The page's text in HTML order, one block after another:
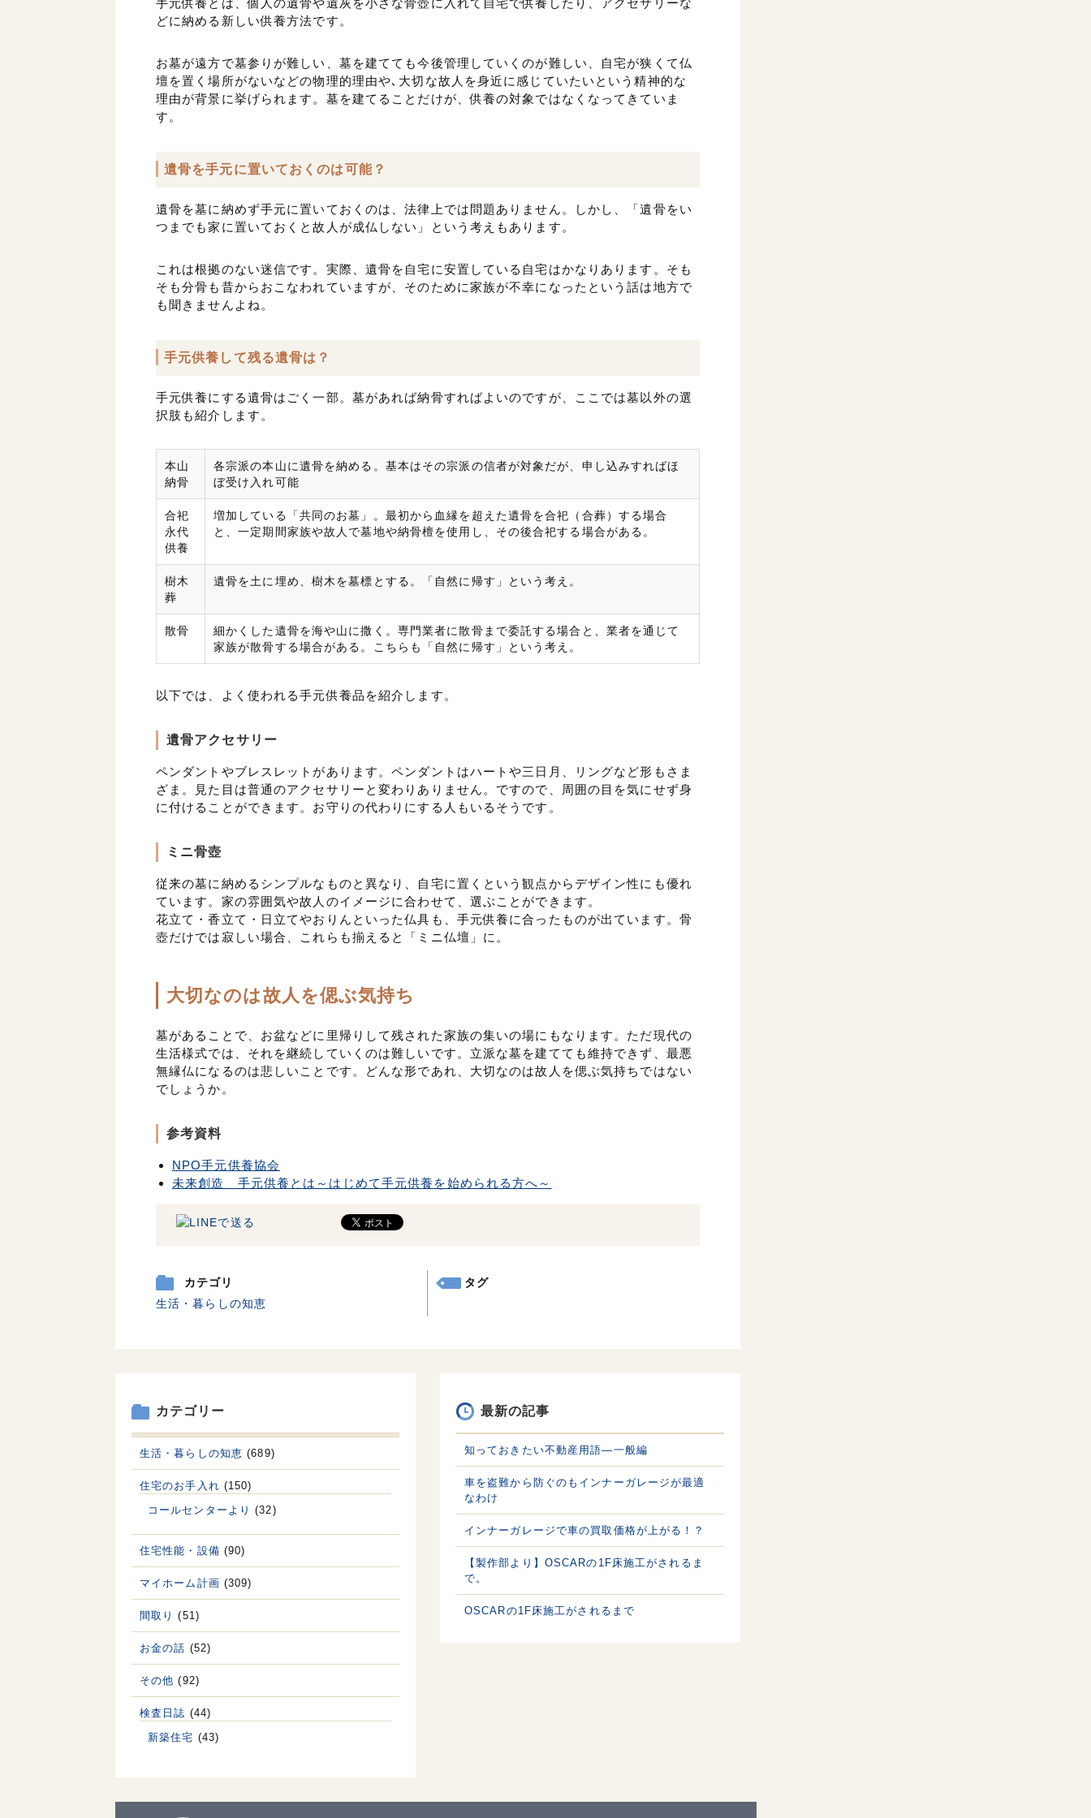
手元供養とは、個人の遺骨や遺灰を小さな骨壺に入れて自宅で供養したり、アクセサリーな
どに納める新しい供養方法です。
お墓が遠方で墓参りが難しい、墓を建てても今後管理していくのが難しい、自宅が狭くて仏
壇を置く場所がないなどの物理的理由や､大切な故人を身近に感じていたいという精神的な
理由が背景に挙げられます。墓を建てることだけが、供養の対象ではなくなってきていま
す。
遺骨を手元に置いておくのは可能？
遺骨を墓に納めず手元に置いておくのは、法律上では問題ありません。しかし、「遺骨をい
つまでも家に置いておくと故人が成仏しない」という考えもあります。
これは根拠のない迷信です。実際、遺骨を自宅に安置している自宅はかなりあります。そも
そも分骨も昔からおこなわれていますが、そのために家族が不幸になったという話は地方で
も聞きませんよね。
手元供養して残る遺骨は？
手元供養にする遺骨はごく一部。墓があれば納骨すればよいのですが、ここでは墓以外の選
択肢も紹介します。
本山
納骨
各宗派の本山に遺骨を納める。基本はその宗派の信者が対象だが、申し込みすればほ
ぼ受け入れ可能
合祀
永代
供養
増加している「共同のお墓」。最初から血縁を超えた遺骨を合祀（合葬）する場合
と、一定期間家族や故人で墓地や納骨檀を使用し、その後合祀する場合がある。
樹木
葬
遺骨を土に埋め、樹木を墓標とする。「自然に帰す」という考え。
散骨
細かくした遺骨を海や山に撒く。専門業者に散骨まで委託する場合と、業者を通じて
家族が散骨する場合がある。こちらも「自然に帰す」という考え。
以下では、よく使われる手元供養品を紹介します。
遺骨アクセサリー
ペンダントやブレスレットがあります。ペンダントはハートや三日月、リングなど形もさま
ざま。見た目は普通のアクセサリーと変わりありません。ですので、周囲の目を気にせず身
に付けることができます。お守りの代わりにする人もいるそうです。
ミニ骨壺
従来の墓に納めるシンプルなものと異なり、自宅に置くという観点からデザイン性にも優れ
ています。家の雰囲気や故人のイメージに合わせて、選ぶことができます。
花立て・香立て・日立てやおりんといった仏具も、手元供養に合ったものが出ています。骨
壺だけでは寂しい場合、これらも揃えると「ミニ仏壇」に。
大切なのは故人を偲ぶ気持ち
墓があることで、お盆などに里帰りして残された家族の集いの場にもなります。ただ現代の
生活様式では、それを継続していくのは難しいです。立派な墓を建てても維持できず、最悪
無縁仏になるのは悲しいことです。どんな形であれ、大切なのは故人を偲ぶ気持ちではない
でしょうか。
参考資料
NPO手元供養協会
未来創造 手元供養とは～はじめて手元供養を始められる方へ～
カテゴリ
生活・暮らしの知恵
タグ
最新の記事
知っておきたい不動産用語—一般編
車を盗難から防ぐのもインナーガレージが最適
なわけ
インナーガレージで車の買取価格が上がる！？
【製作部より】OSCARの1F床施工がされるま
で。
OSCARの1F床施工がされるまで
カテゴリー
生活・暮らしの知恵 (689)
住宅のお手入れ (150)
コールセンターより (32)
住宅性能・設備 (90)
マイホーム計画 (309)
間取り (51)
お金の話 (52)
その他 (92)
検査日誌 (44)
新築住宅 (43)